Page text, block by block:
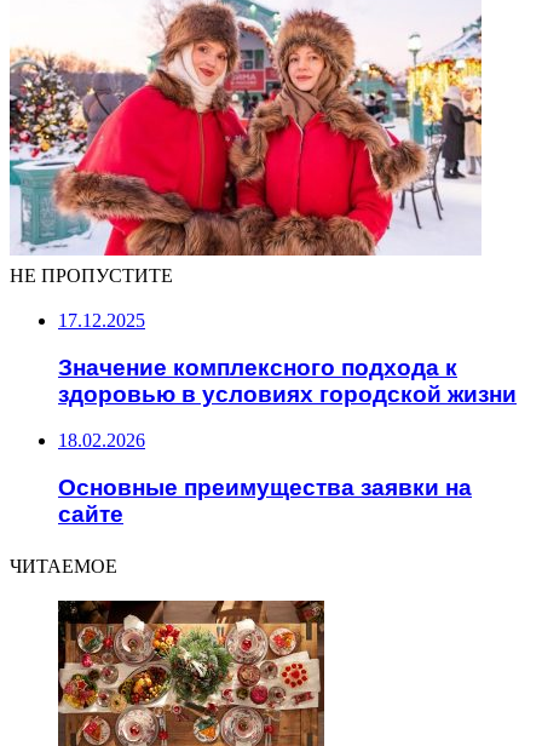
НЕ ПРОПУСТИТЕ
17.12.2025
Значение комплексного подхода к
здоровью в условиях городской жизни
18.02.2026
Основные преимущества заявки на
сайте
ЧИТАЕМОЕ